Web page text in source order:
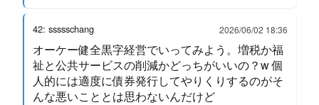
42: ssssschang 2026/06/02 18:36
オーケー健全黒字経営でいってみよう。増税か福
祉と公共サービスの削減かどっちがいいの？w 個
人的には適度に債券発行してやりくりするのがそ
んな悪いこととは思わないんだけど